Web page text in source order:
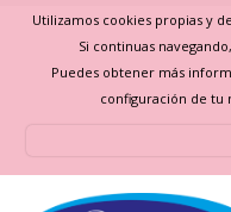
Utilizamos cookies propias y
Si continuas
Puedes obtener más
configuración de tu